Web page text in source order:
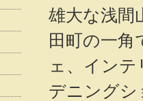
雄大な浅間
田町の一
ェ、イン
デニングシ